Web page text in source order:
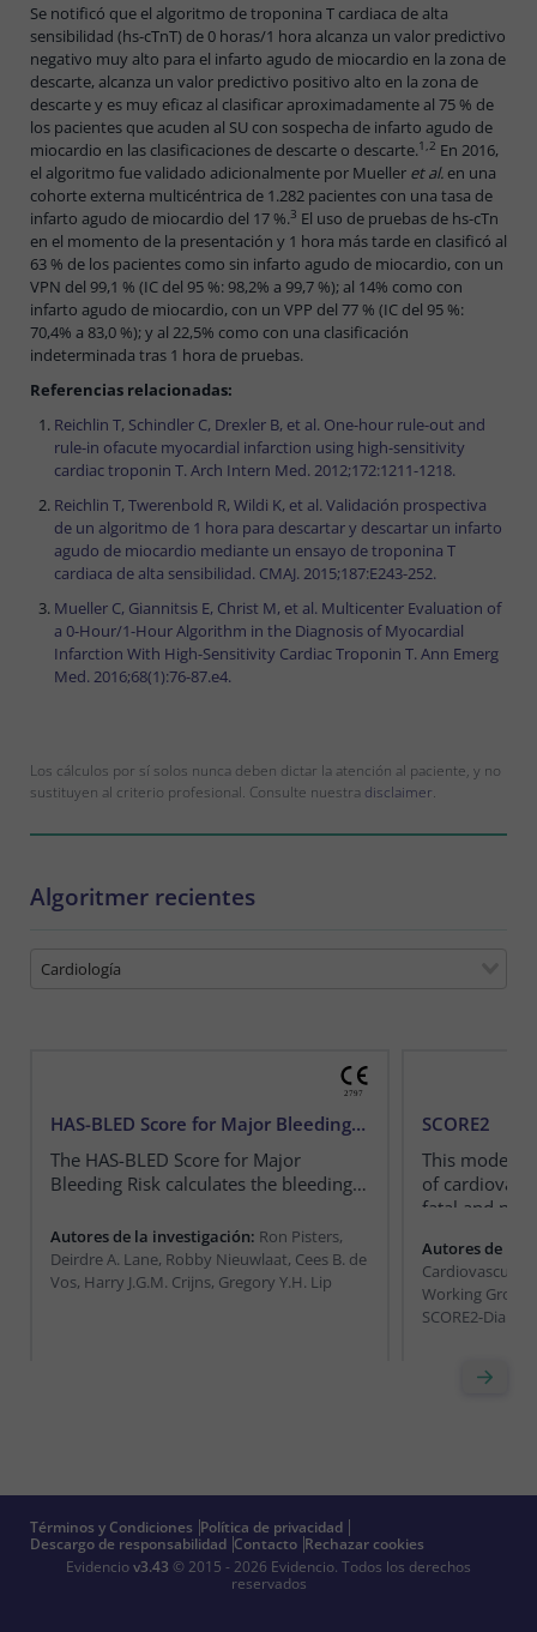
Se notificó que el algoritmo de troponina T cardiaca de alta
sensibilidad (hs-cTnT) de 0 horas/1 hora alcanza un valor predictivo
negativo muy alto para el infarto agudo de miocardio en la zona de
descarte, alcanza un valor predictivo positivo alto en la zona de
descarte y es muy eficaz al clasificar aproximadamente al 75 % de
los pacientes que acuden al SU con sospecha de infarto agudo de
miocardio en las clasificaciones de descarte o descarte.1,2 En 2016,
el algoritmo fue validado adicionalmente por Mueller et al. en una
cohorte externa multicéntrica de 1.282 pacientes con una tasa de
infarto agudo de miocardio del 17 %.3 El uso de pruebas de hs-cTn
en el momento de la presentación y 1 hora más tarde en clasificó al
63 % de los pacientes como sin infarto agudo de miocardio, con un
VPN del 99,1 % (IC del 95 %: 98,2% a 99,7 %); al 14% como con
infarto agudo de miocardio, con un VPP del 77 % (IC del 95 %:
70,4% a 83,0 %); y al 22,5% como con una clasificación
indeterminada tras 1 hora de pruebas.
Referencias relacionadas:
Reichlin T, Schindler C, Drexler B, et al. One-hour rule-out and
rule-in ofacute myocardial infarction using high-sensitivity
cardiac troponin T. Arch Intern Med. 2012;172:1211-1218.
Reichlin T, Twerenbold R, Wildi K, et al. Validación prospectiva
de un algoritmo de 1 hora para descartar y descartar un infarto
agudo de miocardio mediante un ensayo de troponina T
cardiaca de alta sensibilidad. CMAJ. 2015;187:E243-252.
Mueller C, Giannitsis E, Christ M, et al. Multicenter Evaluation of
a 0-Hour/1-Hour Algorithm in the Diagnosis of Myocardial
Infarction With High-Sensitivity Cardiac Troponin T. Ann Emerg
Med. 2016;68(1):76-87.e4.
Los cálculos por sí solos nunca deben dictar la atención al paciente, y no
sustituyen al criterio profesional. Consulte nuestra disclaimer.
Algoritmer recientes
Cardiología
HAS-BLED Score for Major Bleeding Risk
The HAS-BLED Score for Major
Bleeding Risk calculates the bleeding
Autores de la investigación: Ron Pisters,
Deirdre A. Lane, Robby Nieuwlaat, Cees B. de
Vos, Harry J.G.M. Crijns, Gregory Y.H. Lip
SCORE2
This model
of
fatal and
Autores de la
Cardiovascular
Working Group,
SCORE2-
Términos y Condiciones Política de privacidad
Descargo de responsabilidad Contacto Rechazar cookies
Evidenciov3.43 © 2015 - 2026 Evidencio. Todos los derechos
reservados